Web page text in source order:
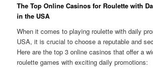
The Top Online Casinos for Roulette with
in the USA
When it comes to playing roulette with daily
USA, it is crucial to choose a reputable and
Here are the top 3 online casinos that offer a
roulette games with exciting daily promotions: